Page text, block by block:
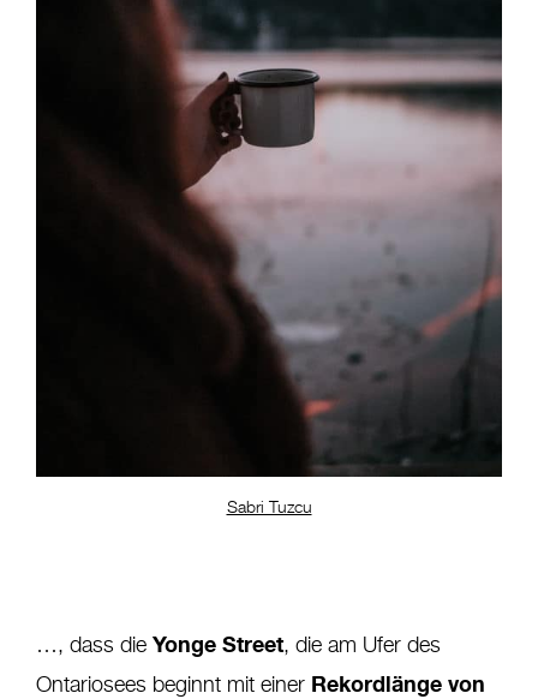
Sabri Tuzcu
…, dass die Yonge Street, die am Ufer des
Ontariosees beginnt mit einer Rekordlänge von